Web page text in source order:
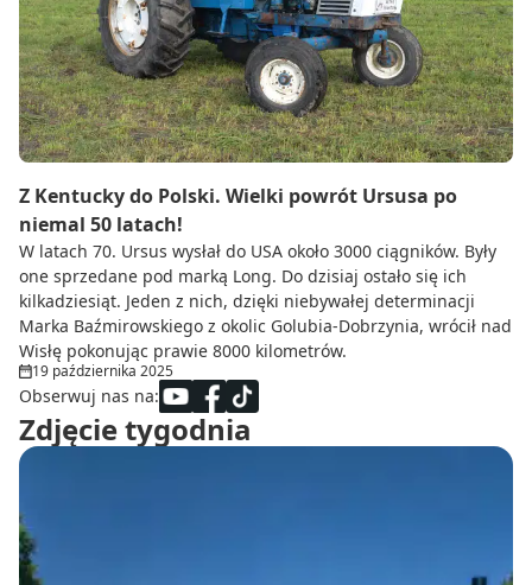
Do zbioru
Rolnictwo precyzyjne
Dealerzy
Ze świata techniki rolniczej
Z Kentucky do Polski. Wielki powrót Ursusa po
niemal 50 latach!
W latach 70. Ursus wysłał do USA około 3000 ciągników. Były
one sprzedane pod marką Long. Do dzisiaj ostało się ich
kilkadziesiąt. Jeden z nich, dzięki niebywałej determinacji
Marka Baźmirowskiego z okolic Golubia-Dobrzynia, wrócił nad
Wisłę pokonując prawie 8000 kilometrów.
19 października 2025
Obserwuj nas na:
Zdjęcie tygodnia